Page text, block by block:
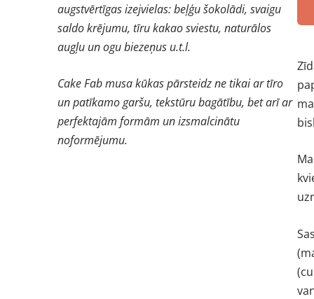
augstvērtīgas izejvielas: beļģu šokolādi, svaigu
saldo krējumu, tīru kakao sviestu, naturālos
augļu un ogu biezeņus u.t.l.
Cake Fab musa kūkas pārsteidz ne tikai ar tīro
un patīkamo garšu, tekstūru bagātību, bet arī ar
perfektajām formām un izsmalcinātu
noformējumu.